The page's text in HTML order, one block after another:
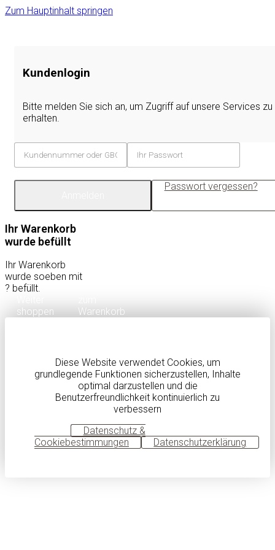
Zum Hauptinhalt springen
Kundenlogin
Bitte melden Sie sich an, um Zugriff auf unsere Services zu
erhalten.
Passwort vergessen?
Ihr Warenkorb
wurde befüllt
Ihr Warenkorb
wurde soeben mit
? befüllt.
shoppen
Warenkorb
Diese Website verwendet Cookies, um
grundlegende Funktionen sicherzustellen, Inhalte
optimal darzustellen und die
Benutzerfreundlichkeit kontinuierlich zu
verbessern
Datenschutz &
Cookiebestimmungen
Datenschutzerklärung